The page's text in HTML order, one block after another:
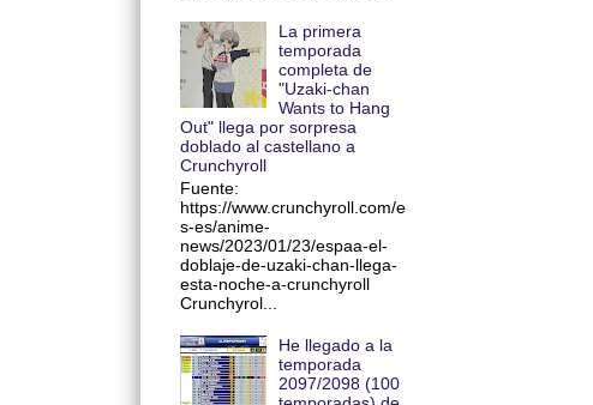
La primera
temporada
completa de
"Uzaki-chan
Wants to Hang
Out" llega por sorpresa
doblado al castellano a
Crunchyroll
Fuente:
https://www.crunchyroll.com/e
s-es/anime-
news/2023/01/23/espaa-el-
doblaje-de-uzaki-chan-llega-
esta-noche-a-crunchyroll
Crunchyrol...
He llegado a la
temporada
2097/2098 (100